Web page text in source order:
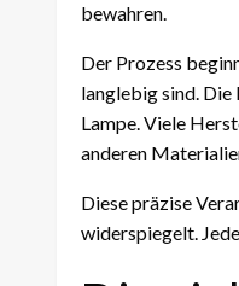
bewahren.
Der Prozess
langlebig sind. Die
Lampe. Viele
anderen
Diese präzise
widerspiegelt.